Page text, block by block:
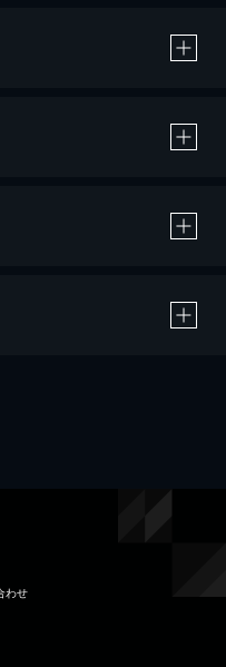
による作品の購入 / レンタルです。
わせ